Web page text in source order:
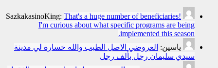
SazkakasinoKing: That's a huge number of beneficiaries!
I'm curious about what specific programs are being
implemented this season.
ياسين: العروضي الاصل الطيب والله خسارة لي مدينة
سيدي سليمان رجل بألف رجل